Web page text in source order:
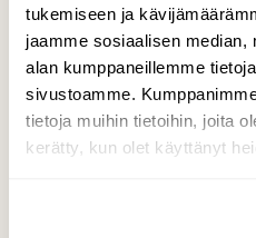
tukemiseen ja
jaamme sosiaalisen median,
alan kumppaneillemme
sivustoamme.
tietoja muihin tietoihin, joita
kerätty, kun olet käyttänyt